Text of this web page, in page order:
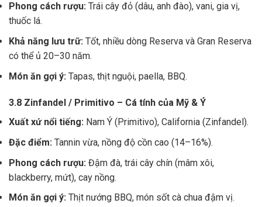
Phong cách rượu: Trái cây đỏ (dâu, anh đào), vani, gia vị,
thuốc lá.
Khả năng lưu trữ: Tốt, nhiều dòng Reserva và Gran Reserva
có thể ủ 20–30 năm.
Món ăn gợi ý: Tapas, thịt nguội, paella, BBQ.
3.8 Zinfandel / Primitivo – Cá tính của Mỹ & Ý
Xuất xứ nổi tiếng: Nam Ý (Primitivo), California (Zinfandel).
Đặc điểm: Tannin vừa, nồng độ cồn cao (14–16%).
Phong cách rượu: Đậm đà, trái cây chín (mâm xôi,
blackberry, mứt), cay nồng.
Món ăn gợi ý: Thịt nướng BBQ, món sốt cà chua đậm vị.